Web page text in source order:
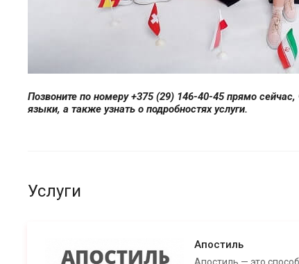
Позвоните по номеру +375 (29) 146-40-45 прямо сейчас,
языки, а также узнать о подробностях услуги.
Услуги
Апостиль